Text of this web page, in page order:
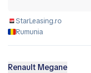
StarLeasing.ro
Rumunia
Renault Megane